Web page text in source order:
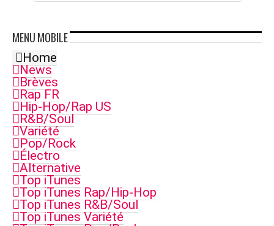
MENUMOBILE
Home
News
Brèves
Rap FR
Hip-Hop/Rap US
R&B/Soul
Variété
Pop/Rock
Électro
Alternative
Top iTunes
Top iTunes Rap/Hip-Hop
Top iTunes R&B/Soul
Top iTunes Variété